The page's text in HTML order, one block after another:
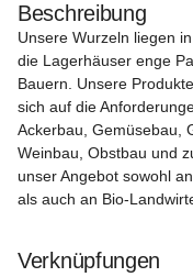
Beschreibung
Unsere Wurzeln liegen
die Lagerhäuser enge
Bauern. Unsere
sich auf die
Ackerbau, Gemüsebau,
Weinbau, Obstbau und
unser Angebot sowohl
als auch an Bio-
Verknüpfungen